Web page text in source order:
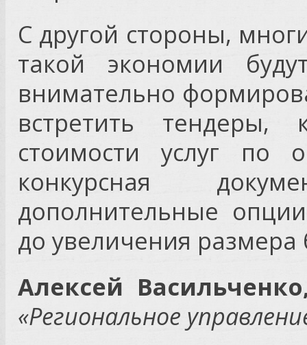
С другой стороны,
такой экономии
внимательно
встретить
стоимости услуг
конкурсная
дополнительные
до увеличения размера
Алексей
«Региональное